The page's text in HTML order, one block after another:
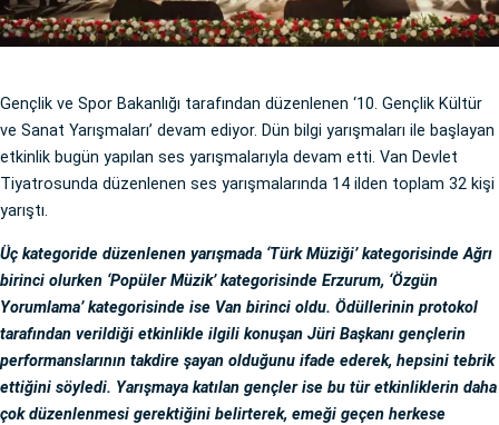
Gençlik ve Spor Bakanlığı tarafından düzenlenen ‘10. Gençlik Kültür
ve Sanat Yarışmaları’ devam ediyor. Dün bilgi yarışmaları ile başlayan
etkinlik bugün yapılan ses yarışmalarıyla devam etti. Van Devlet
Tiyatrosunda düzenlenen ses yarışmalarında 14 ilden toplam 32 kişi
yarıştı.
Üç kategoride düzenlenen yarışmada ‘Türk Müziği’ kategorisinde Ağrı
birinci olurken ‘Popüler Müzik’ kategorisinde Erzurum, ‘Özgün
Yorumlama’ kategorisinde ise Van birinci oldu. Ödüllerinin protokol
tarafından verildiği etkinlikle ilgili konuşan Jüri Başkanı gençlerin
performanslarının takdire şayan olduğunu ifade ederek, hepsini tebrik
ettiğini söyledi. Yarışmaya katılan gençler ise bu tür etkinliklerin daha
çok düzenlenmesi gerektiğini belirterek, emeği geçen herkese